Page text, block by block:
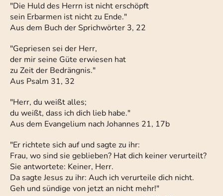
"Die Huld des Herrn ist nicht erschöpft
sein Erbarmen ist nicht zu Ende."
Aus dem Buch der Sprichwörter 3, 22
"Gepriesen sei der Herr,
der mir seine Güte erwiesen hat
zu Zeit der Bedrängnis."
Aus Psalm 31, 32
"Herr, du weißt alles;
du weißt, dass ich dich lieb habe."
Aus dem Evangelium nach Johannes 21, 17b
"Er richtete sich auf und sagte zu ihr:
Frau, wo sind sie geblieben? Hat dich keiner verurteilt?
Sie antwortete: Keiner, Herr.
Da sagte Jesus zu ihr: Auch ich verurteile dich nicht.
Geh und sündige von jetzt an nicht mehr!"